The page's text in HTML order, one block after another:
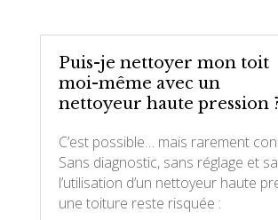
Puis-je nettoyer mon toit
moi-même avec un
nettoyeur haute pression
C’est possible… mais rarement
Sans diagnostic, sans réglage et
l’utilisation d’un nettoyeur haute
une toiture reste risquée :